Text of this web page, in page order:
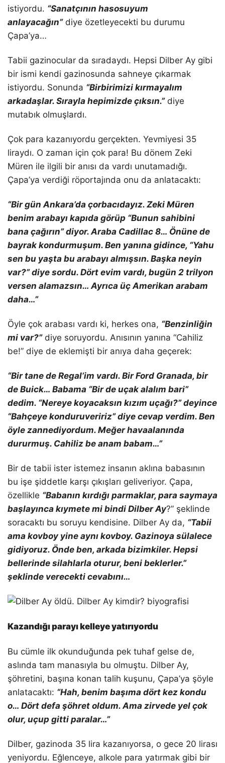
istiyordu. “Sanatçının hasosuyum
anlayacağın”diye özetleyecekti bu durumu
Çapa’ya…
Tabii gazinocular da sıradaydı. Hepsi Dilber Ay gibi
bir ismi kendi gazinosunda sahneye çıkarmak
istiyordu. Sonunda “Birbirimizi kırmayalım
arkadaşlar. Sırayla hepimizde çıksın.”diye
mutabık olmuşlardı.
Çok para kazanıyordu gerçekten. Yevmiyesi 35
liraydı. O zaman için çok para! Bu dönem Zeki
Müren ile ilgili bir anısı da vardı unutamadığı.
Çapa’ya verdiği röportajında onu da anlatacaktı:
“Bir gün Ankara’da çorbacıdayız. Zeki Müren
benim arabayı kapıda görüp “Bunun sahibini
bana çağırın” diyor. Araba Cadillac 8… Önüne de
bayrak kondurmuşum. Ben yanına gidince, “Yahu
sen bu yaşta bu arabayı almışsın. Başka neyin
var?” diye sordu. Dört evim vardı, bugün 2 trilyon
versen alamazsın… Ayrıca üç Amerikan arabam
daha…”
Öyle çok arabası vardı ki, herkes ona, “Benzinliğin
mi var?”diye soruyordu. Anısının yanına “Cahiliz
be!” diye de eklemişti bir anıya daha geçerek:
“Bir tane de Regal’im vardı. Bir Ford Granada, bir
de Buick… Babama “Bir de uçak alalım bari”
dedim. “Nereye koyacaksın kızım uçağı?” deyince
“Bahçeye konduruveririz” diye cevap verdim. Ben
öyle zannediyordum. Meğer havaalanında
dururmuş. Cahiliz be anam babam…”
Bir de tabii ister istemez insanın aklına babasının
bu işe şiddetle karşı çıkışları geliveriyor. Çapa,
özellikle “Babanın kırdığı parmaklar, para saymaya
başlayınca kıymete mi bindi Dilber Ay?” şeklinde
soracaktı bu soruyu kendisine. Dilber Ay da, “Tabii
ama kovboy yine aynı kovboy. Gazinoya sülalece
gidiyoruz. Önde ben, arkada bizimkiler. Hepsi
bellerinde silahlarla oturur, beni beklerler.”
şeklinde verecekti cevabını…
Kazandığı parayı kelleye yatırıyordu
Bu cümle ilk okunduğunda pek tuhaf gelse de,
aslında tam manasıyla bu olmuştu. Dilber Ay,
şöhretini, başına konan talih kuşunu, Çapa’ya şöyle
anlatacaktı: “Hah, benim başıma dört kez kondu
o… Dört defa şöhret oldum. Ama zirvede yel çok
olur, uçup gitti paralar…”
Dilber, gazinoda 35 lira kazanıyorsa, o gece 20 lirası
yeniyordu. Eğlenceye, alkole para yatırmak gibi bir